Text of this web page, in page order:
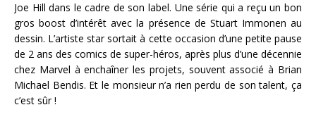
Joe Hill dans le cadre de son label. Une série qui a reçu un bon
gros boost d’intérêt avec la présence de Stuart Immonen au
dessin. L’artiste star sortait à cette occasion d’une petite pause
de 2 ans des comics de super-héros, après plus d’une décennie
chez Marvel à enchaîner les projets, souvent associé à Brian
Michael Bendis. Et le monsieur n’a rien perdu de son talent, ça
c’est sûr !